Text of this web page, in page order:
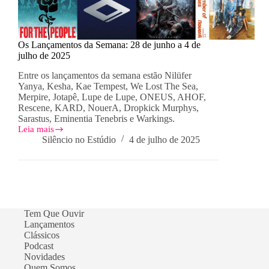
Os Lançamentos da Semana: 28 de junho a 4 de
julho de 2025
Entre os lançamentos da semana estão Nilüfer
Yanya, Kesha, Kae Tempest, We Lost The Sea,
Merpire, Jotapê, Lupe de Lupe, ONEUS, AHOF,
Rescene, KARD, NouerA, Dropkick Murphys,
Sarastus, Eminentia Tenebris e Warkings.
Leia mais
Os
Lançamentos
de
julho
de
2025
Silêncio no Estúdio 4 de julho de 2025
Tem Que Ouvir
Lançamentos
Clássicos
Podcast
Novidades